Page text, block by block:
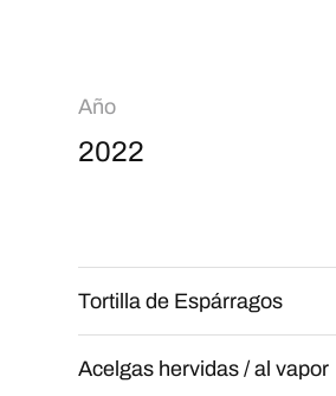
Año
2022
Tortilla de Espárragos
Acelgas hervidas / al vapor